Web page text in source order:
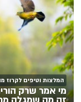
המלצות וטיפים לקרוז
מי אמר שרק